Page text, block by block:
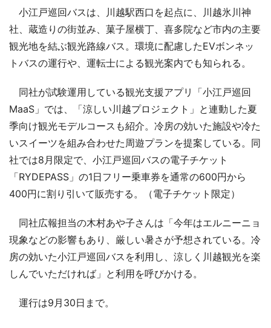
小江戸巡回バスは、川越駅西口を起点に、川越氷川神
社、蔵造りの街並み、菓子屋横丁、喜多院など市内の主要
観光地を結ぶ観光路線バス。環境に配慮したEVボンネッ
トバスの運行や、運転士による観光案内でも知られる。
同社が試験運用している観光支援アプリ「小江戸巡回
MaaS」では、「涼しい川越プロジェクト」と連動した夏
季向け観光モデルコースも紹介。冷房の効いた施設や冷た
いスイーツを組み合わせた周遊プランを提案している。同
社では8月限定で、小江戸巡回バスの電子チケット
「RYDEPASS」の1日フリー乗車券を通常の600円から
400円に割り引いて販売する。（電子チケット限定）
同社広報担当の木村あや子さんは「今年はエルニーニョ
現象などの影響もあり、厳しい暑さが予想されている。冷
房の効いた小江戸巡回バスを利用し、涼しく川越観光を楽
しんでいただければ」と利用を呼びかける。
運行は9月30日まで。